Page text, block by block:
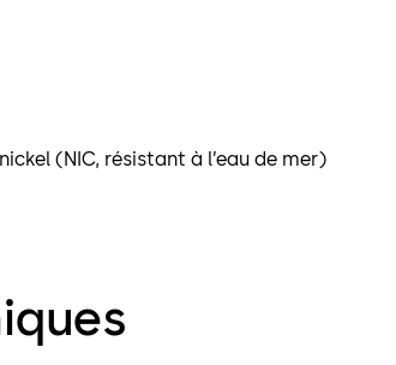
(NIC, résistant à l’eau de mer)